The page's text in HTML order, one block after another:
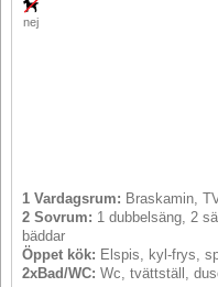
nej
1 Vardagsrum: Braskamin,
2 Sovrum: 1 dubbelsäng, 2
bäddar
Öppet kök: Elspis, kyl-frys,
2xBad/WC: Wc, tvättställ,